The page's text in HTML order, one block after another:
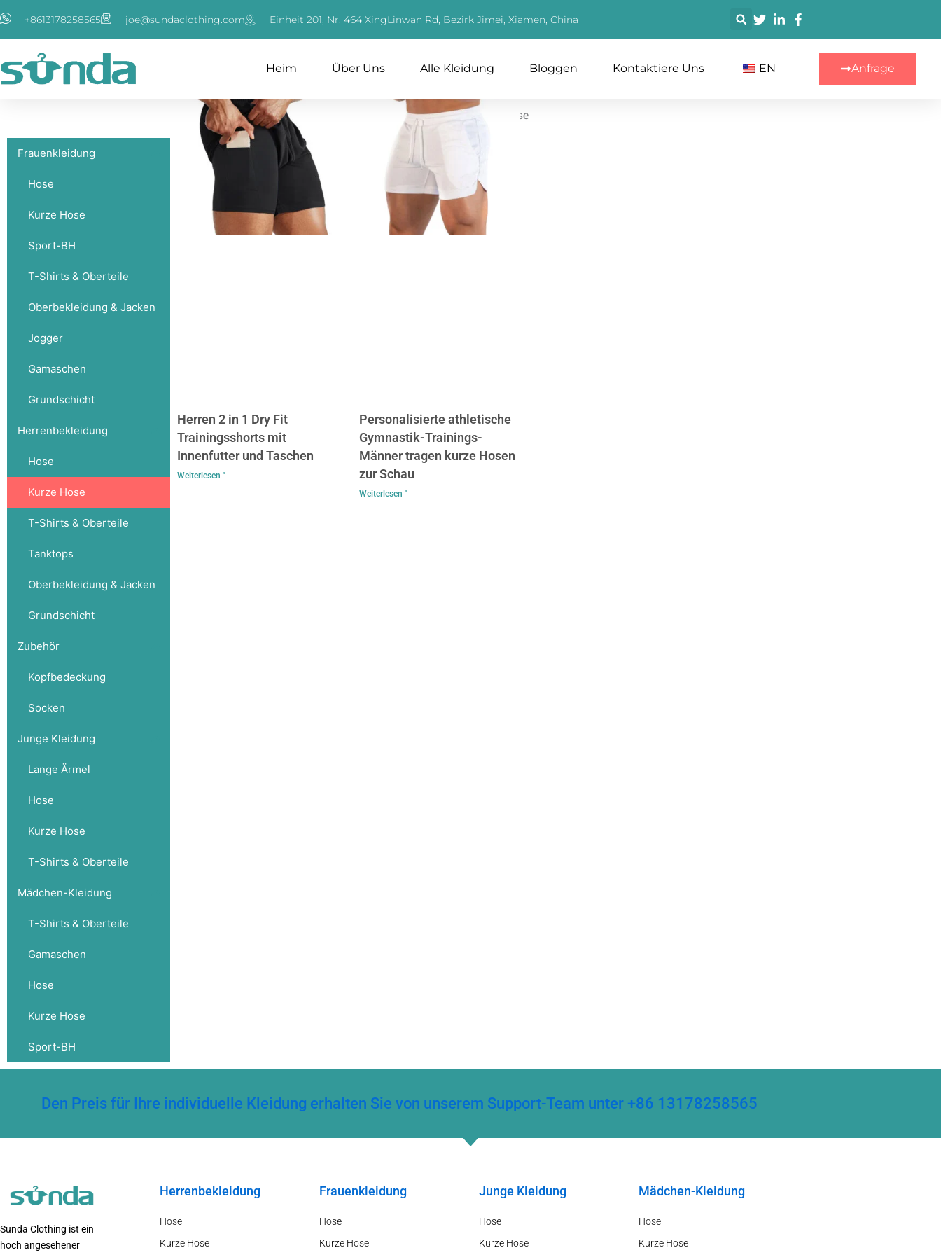
Inhalt
+8613178258565 joe@sundaclothing.com Einheit 201, Nr. 464 XingLinwan Rd, Bezirk Jimei, Xiamen, China 搜
索
Heim Über Uns Alle Kleidung Bloggen Kontaktiere Uns EN Anfrage
Kategorie: Kurze Hose
Frauenkleidung
Hose
Kurze Hose
Sport-BH
T-Shirts & Oberteile
Oberbekleidung & Jacken
Jogger
Gamaschen
Grundschicht
Herrenbekleidung
Hose
Kurze Hose
T-Shirts & Oberteile
Tanktops
Oberbekleidung & Jacken
Grundschicht
Zubehör
Kopfbedeckung
Socken
Junge Kleidung
Lange Ärmel
Hose
Kurze Hose
T-Shirts & Oberteile
Mädchen-Kleidung
T-Shirts & Oberteile
Gamaschen
Hose
Kurze Hose
Sport-BH
Herren 2 in 1 Dry Fit
Trainingsshorts mit
Innenfutter und Taschen
Weiterlesen "
Personalisierte athletische
Gymnastik-Trainings-
Männer tragen kurze Hosen
zur Schau
Weiterlesen "
Den Preis für Ihre individuelle Kleidung erhalten Sie von unserem Support-Team unter +86 13178258565
Sunda Clothing ist ein
hoch angesehener
Herrenbekleidung
Hose
Kurze Hose
Frauenkleidung
Hose
Kurze Hose
Junge Kleidung
Hose
Kurze Hose
Mädchen-Kleidung
Hose
Kurze Hose